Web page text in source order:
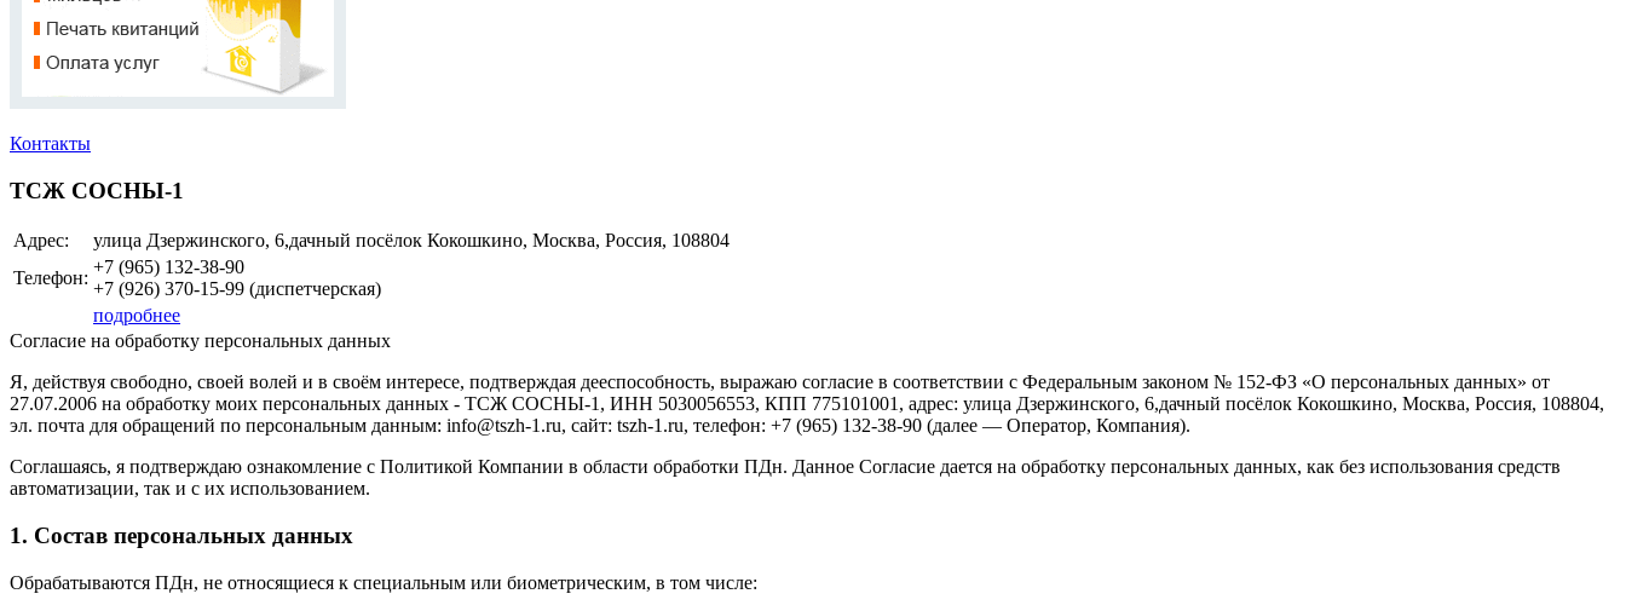
Контакты
ТСЖ СОСНЫ-1
Адрес:
улица Дзержинского, 6,дачный посёлок Кокошкино, Москва, Россия, 108804
Телефон:
+7 (965) 132-38-90
+7 (926) 370-15-99 (диспетчерская)
подробнее
Согласие на обработку персональных данных
Я, действуя свободно, своей волей и в своём интересе, подтверждая дееспособность, выражаю согласие в соответствии с Федеральным законом № 152-ФЗ «О персональных данных» от
27.07.2006 на обработку моих персональных данных - ТСЖ СОСНЫ-1, ИНН 5030056553, КПП 775101001, адрес: улица Дзержинского, 6,дачный посёлок Кокошкино, Москва, Россия, 108804,
эл. почта для обращений по персональным данным: info@tszh-1.ru, сайт: tszh-1.ru, телефон: +7 (965) 132-38-90 (далее — Оператор, Компания).
Соглашаясь, я подтверждаю ознакомление с Политикой Компании в области обработки ПДн. Данное Согласие дается на обработку персональных данных, как без использования средств
автоматизации, так и с их использованием.
1. Состав персональных данных
Обрабатываются ПДн, не относящиеся к специальным или биометрическим, в том числе: